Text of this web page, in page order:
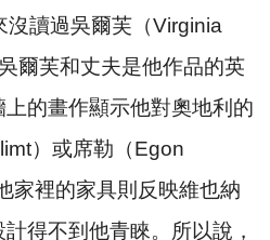
沒讀過吳爾芙（Virginia
爾芙和丈夫是他作品的英
的畫作顯示他對奧地利的
）或席勒（Egon
家裡的家具則反映維也納
得不到他青睞。所以說，